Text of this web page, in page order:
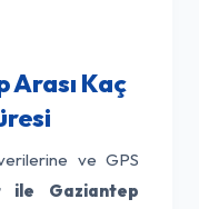
Kaç
ve GPS
ile Gaziantep